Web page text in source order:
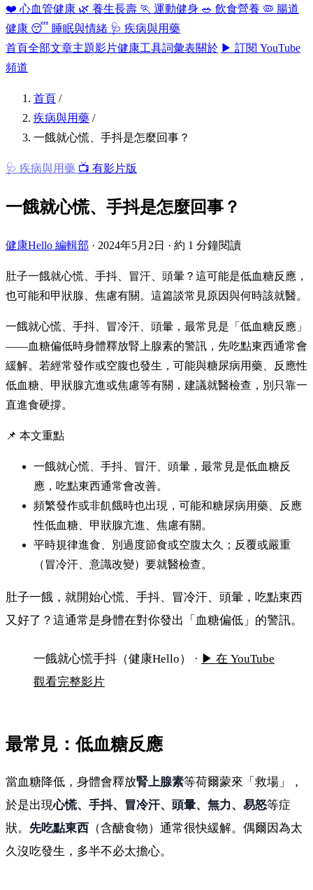
❤️ 心血管健康 🌿 養生長壽 🏃 運動健身 🥗 飲食營養 🦠 腸道
健康 😴 睡眠與情緒 🩺 疾病與用藥
首頁全部文章主題影片健康工具詞彙表關於 ▶ 訂閱 YouTube
頻道
首頁 /
疾病與用藥 /
一餓就心慌、手抖是怎麼回事？
🩺 疾病與用藥 📺 有影片版
一餓就心慌、手抖是怎麼回事？
健康Hello 編輯部 · 2024年5月2日 · 約 1 分鐘閱讀
肚子一餓就心慌、手抖、冒汗、頭暈？這可能是低血糖反應，
也可能和甲狀腺、焦慮有關。這篇談常見原因與何時該就醫。
一餓就心慌、手抖、冒冷汗、頭暈，最常見是「低血糖反應」
——血糖偏低時身體釋放腎上腺素的警訊，先吃點東西通常會
緩解。若經常發作或空腹也發生，可能與糖尿病用藥、反應性
低血糖、甲狀腺亢進或焦慮等有關，建議就醫檢查，別只靠一
直進食硬撐。
📌 本文重點
一餓就心慌、手抖、冒汗、頭暈，最常見是低血糖反
應，吃點東西通常會改善。
頻繁發作或非飢餓時也出現，可能和糖尿病用藥、反應
性低血糖、甲狀腺亢進、焦慮有關。
平時規律進食、別過度節食或空腹太久；反覆或嚴重
（冒冷汗、意識改變）要就醫檢查。
肚子一餓，就開始心慌、手抖、冒冷汗、頭暈，吃點東西
又好了？這通常是身體在對你發出「血糖偏低」的警訊。
一餓就心慌、手抖是怎麼回事？
一餓就心慌手抖（健康Hello） · ▶ 在 YouTube
觀看完整影片
最常見：低血糖反應
當血糖降低，身體會釋放腎上腺素等荷爾蒙來「救場」，
於是出現心慌、手抖、冒冷汗、頭暈、無力、易怒等症
狀。 先吃點東西 （含醣食物）通常很快緩解。偶爾因為太
久沒吃發生，多半不必太擔心。